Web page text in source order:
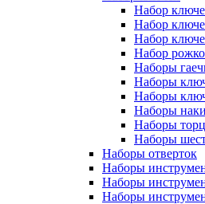
Набор
Набор
Набор
Набор
Наборы
Наборы
Наборы
Наборы
Наборы
Наборы
Наборы отверток
Наборы
Наборы
Наборы